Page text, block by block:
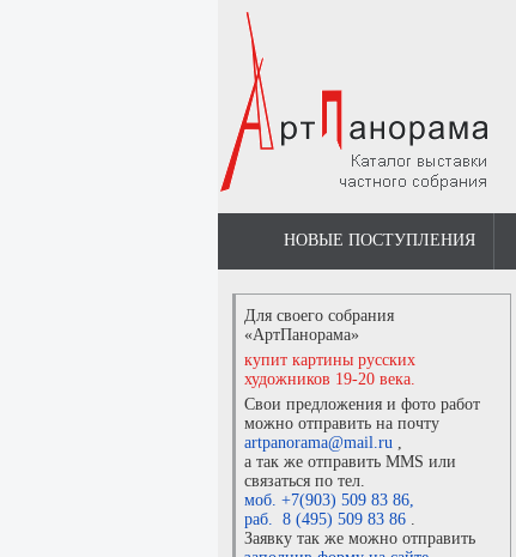
НОВЫЕ ПОСТУПЛЕНИЯ
Для своего собрания
«АртПанорама»
купит картины русских
художников 19-20 века.
Свои предложения и фото работ
можно отправить на почту
artpanorama@mail.ru ,
а так же отправить MMS или
связаться по тел.
моб. +7(903) 509 83 86,
раб. 8 (495) 509 83 86 .
Заявку так же можно отправить